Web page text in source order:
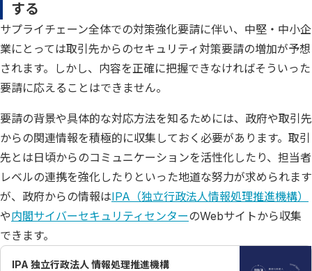
する
サプライチェーン全体での対策強化要請に伴い、中堅・中小企
業にとっては取引先からのセキュリティ対策要請の増加が予想
されます。しかし、内容を正確に把握できなければそういった
要請に応えることはできません。
要請の背景や具体的な対応方法を知るためには、政府や取引先
からの関連情報を積極的に収集しておく必要があります。取引
先とは日頃からのコミュニケーションを活性化したり、担当者
レベルの連携を強化したりといった地道な努力が求められます
が、政府からの情報はIPA（独立行政法人情報処理推進機構）
や内閣サイバーセキュリティセンターのWebサイトから収集
できます。
IPA 独立行政法人 情報処理推進機構